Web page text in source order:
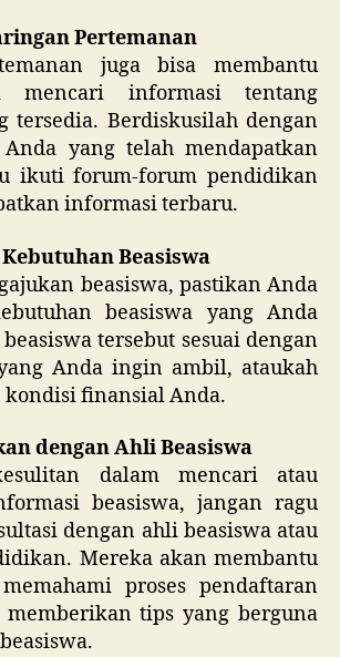
Pertemanan
juga bisa membantu
mencari informasi tentang
tersedia. Berdiskusilah dengan
yang telah mendapatkan
ikuti forum-forum pendidikan
informasi terbaru.
Beasiswa
beasiswa, pastikan Anda
beasiswa yang Anda
tersebut sesuai dengan
Anda ingin ambil, ataukah
kondisi finansial Anda.
dengan Ahli Beasiswa
dalam mencari atau
beasiswa, jangan ragu
dengan ahli beasiswa atau
Mereka akan membantu
proses pendaftaran
memberikan tips yang berguna